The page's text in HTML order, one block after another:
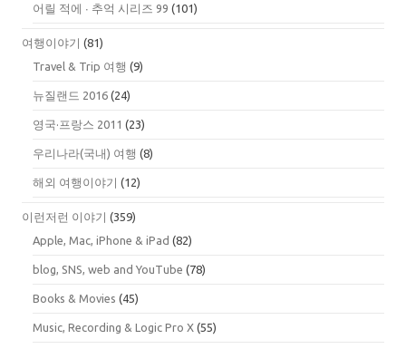
어릴 적에 ∙ 추억 시리즈 99 (101)
여행이야기 (81)
Travel & Trip 여행 (9)
뉴질랜드 2016 (24)
영국·프랑스 2011 (23)
우리나라(국내) 여행 (8)
해외 여행이야기 (12)
이런저런 이야기 (359)
Apple, Mac, iPhone & iPad (82)
blog, SNS, web and YouTube (78)
Books & Movies (45)
Music, Recording & Logic Pro X (55)